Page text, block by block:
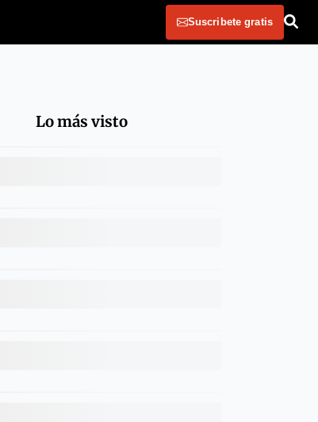
Suscribete gratis
Lo más visto